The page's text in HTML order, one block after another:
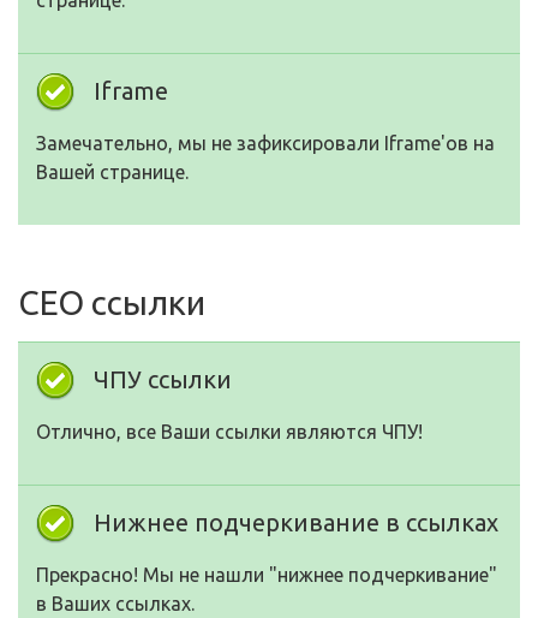
Iframe
Замечательно, мы не зафиксировали Iframe'ов на
Вашей странице.
СЕО ссылки
ЧПУ ссылки
Отлично, все Ваши ссылки являются ЧПУ!
Нижнее подчеркивание в ссылках
Прекрасно! Мы не нашли "нижнее подчеркивание"
в Ваших ссылках.